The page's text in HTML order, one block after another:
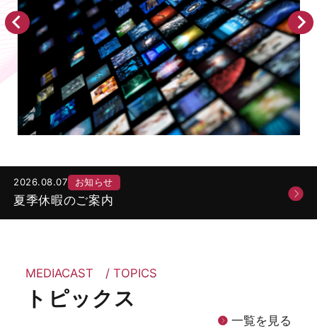
2026.08.07 お知らせ
夏季休暇のご案内
MEDIACAST / TOPICS
トピックス
一覧を見る